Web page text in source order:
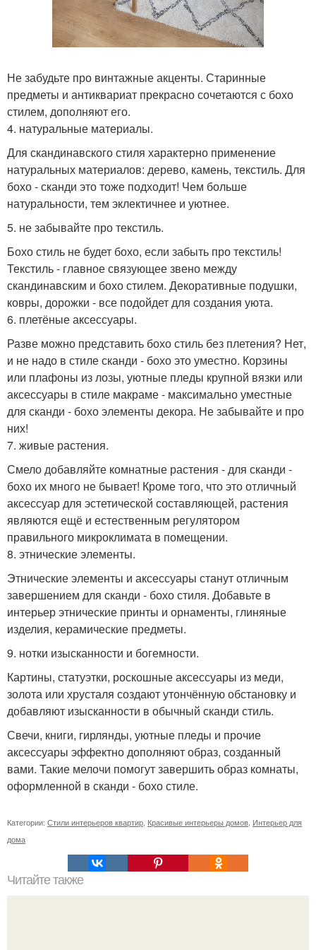
Не забудьте про винтажные акценты. Старинные
предметы и антиквариат прекрасно сочетаются с бохо
стилем, дополняют его.
4. натуральные материалы.
Для скандинавского стиля характерно применение
натуральных материалов: дерево, камень, текстиль. Для
бохо - сканди это тоже подходит! Чем больше
натуральности, тем эклектичнее и уютнее.
5. не забывайте про текстиль.
Бохо стиль не будет бохо, если забыть про текстиль!
Текстиль - главное связующее звено между
скандинавским и бохо стилем. Декоративные подушки,
ковры, дорожки - все подойдет для создания уюта.
6. плетёные аксессуары.
Разве можно представить бохо стиль без плетения? Нет,
и не надо в стиле сканди - бохо это уместно. Корзины
или плафоны из лозы, уютные пледы крупной вязки или
аксессуары в стиле макраме - максимально уместные
для сканди - бохо элементы декора. Не забывайте и про
них!
7. живые растения.
Смело добавляйте комнатные растения - для сканди -
бохо их много не бывает! Кроме того, что это отличный
аксессуар для эстетической составляющей, растения
являются ещё и естественным регулятором
правильного микроклимата в помещении.
8. этнические элементы.
Этнические элементы и аксессуары станут отличным
завершением для сканди - бохо стиля. Добавьте в
интерьер этнические принты и орнаменты, глиняные
изделия, керамические предметы.
9. нотки изысканности и богемности.
Картины, статуэтки, роскошные аксессуары из меди,
золота или хрусталя создают утончённую обстановку и
добавляют изысканности в обычный сканди стиль.
Свечи, книги, гирлянды, уютные пледы и прочие
аксессуары эффектно дополняют образ, созданный
вами. Такие мелочи помогут завершить образ комнаты,
оформленной в сканди - бохо стиле.
Категории: Стили интерьеров квартир, Красивые интерьеры домов, Интерьер для
дома
Читайте также